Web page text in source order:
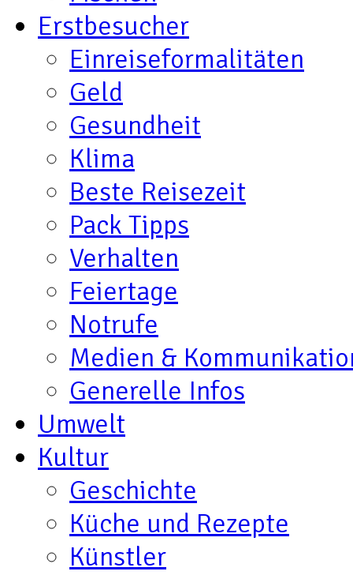
Erstbesucher
Einreiseformalitäten
Geld
Gesundheit
Klima
Beste Reisezeit
Pack Tipps
Verhalten
Feiertage
Notrufe
Medien &
Generelle Infos
Umwelt
Kultur
Geschichte
Küche und Rezepte
Künstler